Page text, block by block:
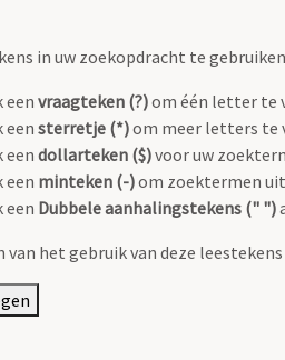
in uw zoekopdracht te
eenvraagteken (?)om één letter te
eensterretje (*)om meer letters te
eendollarteken ($)voor uw
een minteken (-)om zoektermen
een Dubbele aanhalingstekens (" ")
van het gebruik van deze